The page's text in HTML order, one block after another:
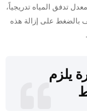
تدفق المياه تدريجياً،
بالضغط على إزالة هذه
يلزم